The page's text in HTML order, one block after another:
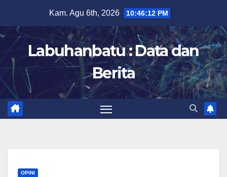
content
Kam. Agu 6th, 2026 10:46:13 PM
Labuhanbatu : Data dan
Berita
OPINI